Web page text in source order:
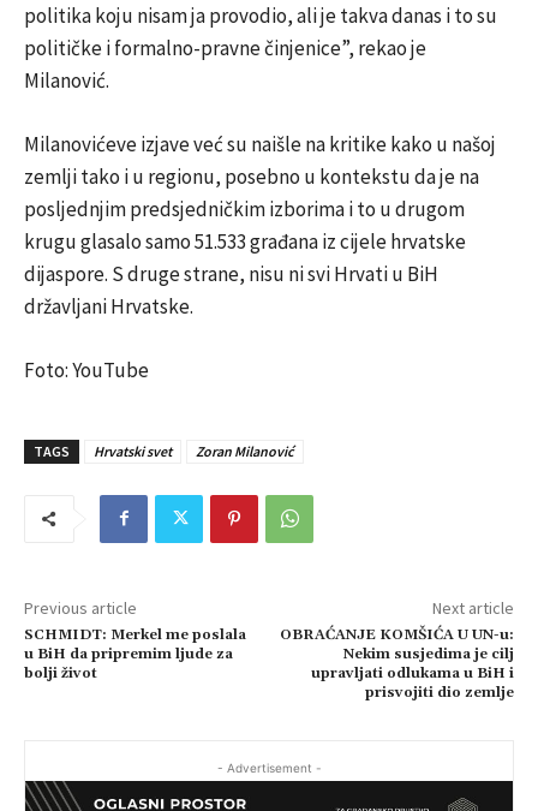
politika koju nisam ja provodio, ali je takva danas i to su
političke i formalno-pravne činjenice”, rekao je
Milanović.
Milanovićeve izjave već su naišle na kritike kako u našoj
zemlji tako i u regionu, posebno u kontekstu da je na
posljednjim predsjedničkim izborima i to u drugom
krugu glasalo samo 51.533 građana iz cijele hrvatske
dijaspore. S druge strane, nisu ni svi Hrvati u BiH
državljani Hrvatske.
Foto: YouTube
TAGS Hrvatski svet Zoran Milanović
Previous article
SCHMIDT: Merkel me poslala
u BiH da pripremim ljude za
bolji život
Next article
OBRAĆANJE KOMŠIĆA U UN-u:
Nekim susjedima je cilj
upravljati odlukama u BiH i
prisvojiti dio zemlje
- Advertisement -